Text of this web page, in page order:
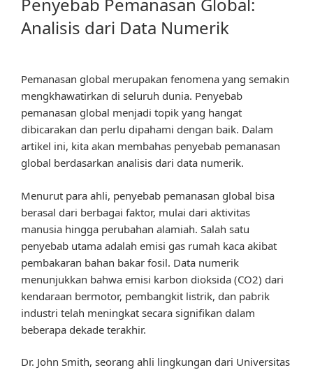
Penyebab Pemanasan Global:
Analisis dari Data Numerik
Pemanasan global merupakan fenomena yang semakin
mengkhawatirkan di seluruh dunia. Penyebab
pemanasan global menjadi topik yang hangat
dibicarakan dan perlu dipahami dengan baik. Dalam
artikel ini, kita akan membahas penyebab pemanasan
global berdasarkan analisis dari data numerik.
Menurut para ahli, penyebab pemanasan global bisa
berasal dari berbagai faktor, mulai dari aktivitas
manusia hingga perubahan alamiah. Salah satu
penyebab utama adalah emisi gas rumah kaca akibat
pembakaran bahan bakar fosil. Data numerik
menunjukkan bahwa emisi karbon dioksida (CO2) dari
kendaraan bermotor, pembangkit listrik, dan pabrik
industri telah meningkat secara signifikan dalam
beberapa dekade terakhir.
Dr. John Smith, seorang ahli lingkungan dari Universitas